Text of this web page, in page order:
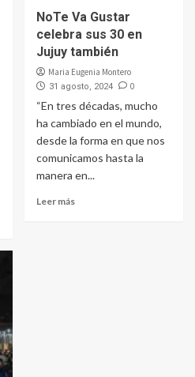
NoTe Va Gustar
celebra sus 30 en
Jujuy también
Maria Eugenia Montero
31 agosto, 2024 0
“En tres décadas, mucho
ha cambiado en el mundo,
desde la forma en que nos
comunicamos hasta la
manera en...
Leer más